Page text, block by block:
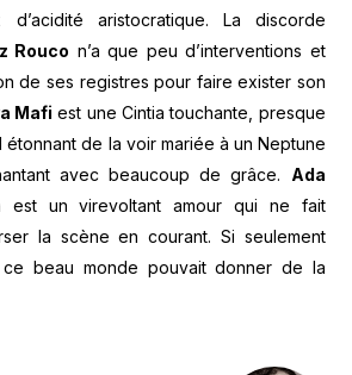
aristocratique. La discorde
Rouco n’a que peu d’interventions et
de ses registres pour faire exister son
Mafi est une Cintia touchante, presque
de la voir mariée à un Neptune
avec beaucoup de grâce. Ada
est un virevoltant amour qui ne fait
la scène en courant. Si seulement
ce beau monde pouvait donner de la